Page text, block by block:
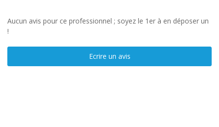
Aucun avis pour ce professionnel ; soyez le 1er à en déposer un
!
Ecrire un avis